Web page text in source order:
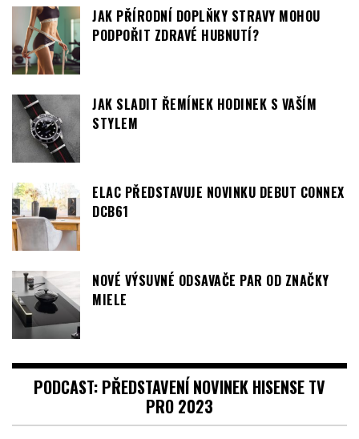
JAK PŘÍRODNÍ DOPLŇKY STRAVY MOHOU
PODPOŘIT ZDRAVÉ HUBNUTÍ?
JAK SLADIT ŘEMÍNEK HODINEK S VAŠÍM
STYLEM
ELAC PŘEDSTAVUJE NOVINKU DEBUT CONNEX
DCB61
NOVÉ VÝSUVNÉ ODSAVAČE PAR OD ZNAČKY
MIELE
PODCAST: PŘEDSTAVENÍ NOVINEK HISENSE TV
PRO 2023